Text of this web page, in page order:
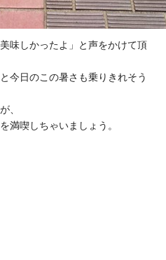
味しかったよ」と声をかけて頂
今日のこの暑さも乗りきれそう
、
満喫しちゃいましょう。